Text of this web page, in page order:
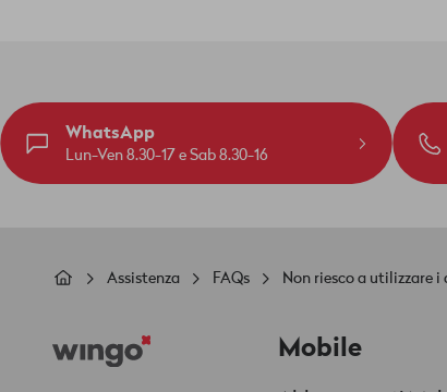
WhatsApp
Lun-Ven 8.30-17 e Sab 8.30-16
BricioleAssistenza FAQs Non riesco a utilizzare
Mobile